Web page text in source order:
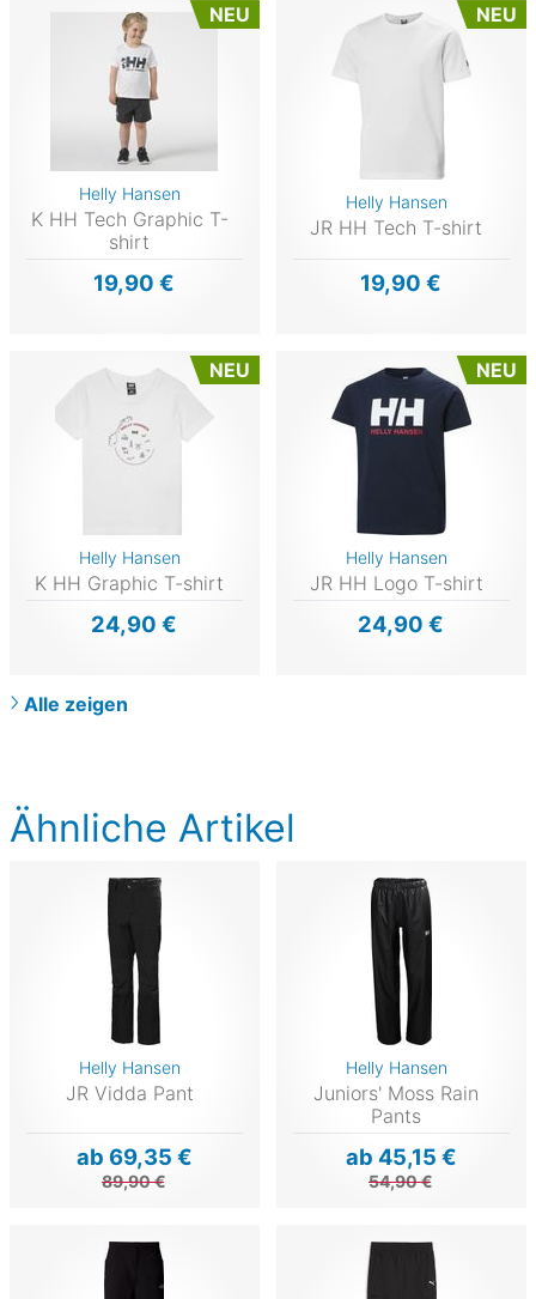
Ähnliche Artikel
Helly Hansen
JR Vidda Pant
ab 69,35 €
89,90 €
Helly Hansen
Juniors' Moss Rain
Pants
ab 45,15 €
54,90 €
NEU
Helly Hansen
K HH Tech Graphic T-
shirt
19,90 €
NEU
Helly Hansen
JR HH Tech T-shirt
19,90 €
NEU
Helly Hansen
K HH Graphic T-shirt
24,90 €
NEU
Helly Hansen
JR HH Logo T-shirt
24,90 €
Alle zeigen